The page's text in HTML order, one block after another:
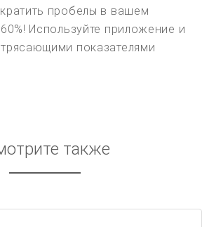
пробелы в вашем
Используйте приложение и
показателями
также